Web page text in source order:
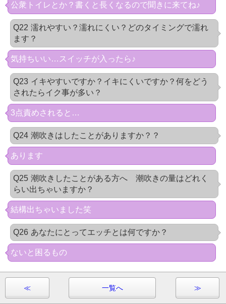
公衆トイレとか？書くと長くなるので聞きに来てね♪
Q22 濡れやすい？濡れにくい？どのタイミングで濡れ
ます？
気持ちいい…スイッチが入ったら♪
Q23 イキやすいですか？イキにくいですか？何をどう
されたらイク事が多い？
3点責めされると…
Q24 潮吹きはしたことがありますか？？
あります
Q25 潮吹きしたことがある方へ 潮吹きの量はどれく
らい出ちゃいますか？
結構出ちゃいました笑
Q26 あなたにとってエッチとは何ですか？
ないと困るもの
≪ 一覧へ ≫